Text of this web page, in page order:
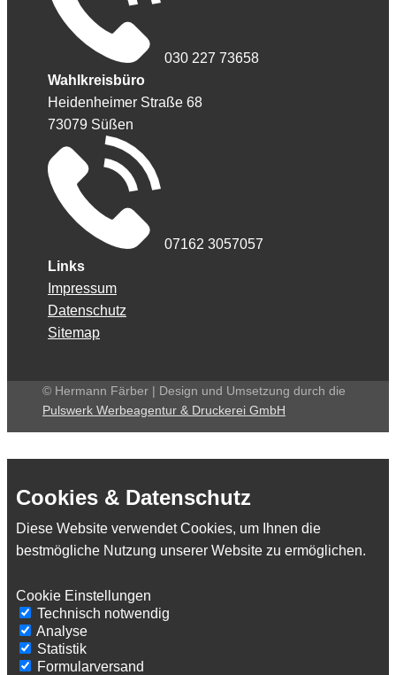
030 227 73658
Wahlkreisbüro
Heidenheimer Straße 68
73079 Süßen
07162 3057057
Links
Impressum
Datenschutz
Sitemap
© Hermann Färber | Design und Umsetzung durch die
Pulswerk Werbeagentur & Druckerei GmbH
Cookies & Datenschutz
Diese Website verwendet Cookies, um Ihnen die
bestmögliche Nutzung unserer Website zu ermöglichen.
Cookie Einstellungen
Technisch notwendig
Analyse
Statistik
Formularversand